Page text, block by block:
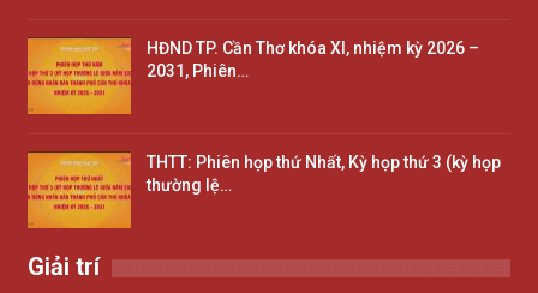
HĐND TP. Cần Thơ khóa XI, nhiệm kỳ 2026 –
2031, Phiên…
THTT: Phiên họp thứ Nhất, Kỳ họp thứ 3 (kỳ họp
thường lệ…
Giải trí